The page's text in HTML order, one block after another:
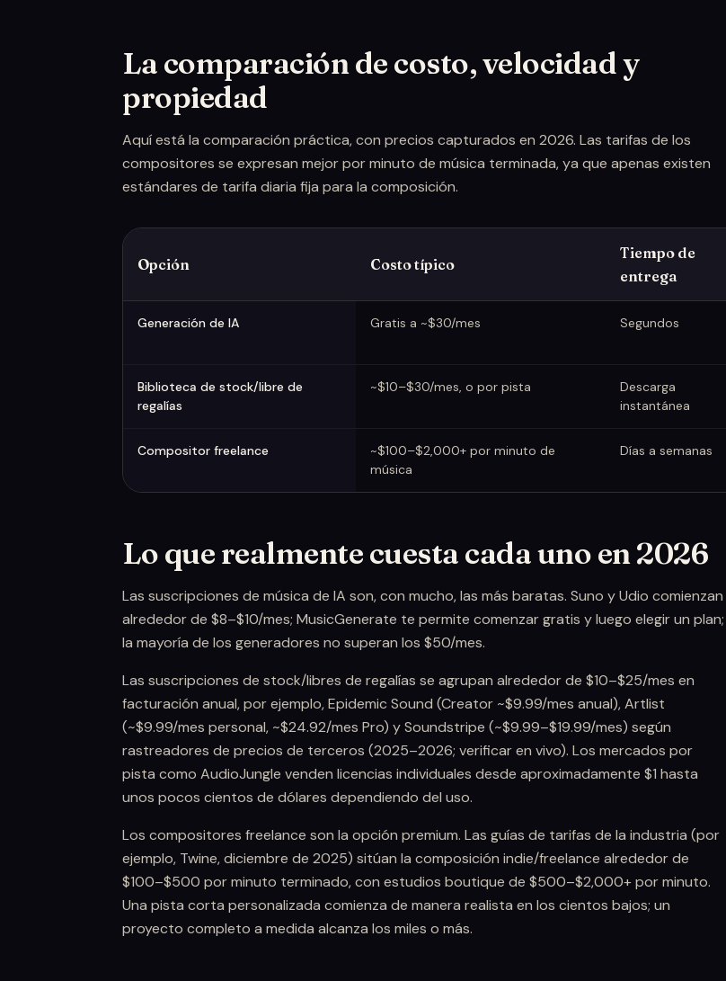
La comparación de costo, velocidad y
propiedad
Aquí está la comparación práctica, con precios capturados en 2026. Las tarifas de los
compositores se expresan mejor por minuto de música terminada, ya que apenas existen
estándares de tarifa diaria fija para la composición.
Opción Costo típico
Tiempo de
entrega
Generación de IA Gratis a ~$30/mes Segundos
Biblioteca de stock/libre de
regalías
~$10–$30/mes, o por pista
Descarga
instantánea
Compositor freelance
~$100–$2,000+ por minuto de
música
Días a semanas
Lo que realmente cuesta cada uno en 2026
Las suscripciones de música de IA son, con mucho, las más baratas. Suno y Udio comienzan
alrededor de $8–$10/mes; MusicGenerate te permite comenzar gratis y luego elegir un plan;
la mayoría de los generadores no superan los $50/mes.
Las suscripciones de stock/libres de regalías se agrupan alrededor de $10–$25/mes en
facturación anual, por ejemplo, Epidemic Sound (Creator ~$9.99/mes anual), Artlist
(~$9.99/mes personal, ~$24.92/mes Pro) y Soundstripe (~$9.99–$19.99/mes) según
rastreadores de precios de terceros (2025–2026; verificar en vivo). Los mercados por
pista como AudioJungle venden licencias individuales desde aproximadamente $1 hasta
unos pocos cientos de dólares dependiendo del uso.
Los compositores freelance son la opción premium. Las guías de tarifas de la industria (por
ejemplo, Twine, diciembre de 2025) sitúan la composición indie/freelance alrededor de
$100–$500 por minuto terminado, con estudios boutique de $500–$2,000+ por minuto.
Una pista corta personalizada comienza de manera realista en los cientos bajos; un
proyecto completo a medida alcanza los miles o más.